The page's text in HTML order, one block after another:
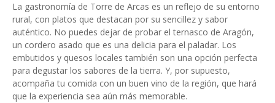
La gastronomía de Torre de Arcas es un reflejo de su entorno
rural, con platos que destacan por su sencillez y sabor
auténtico. No puedes dejar de probar el ternasco de Aragón,
un cordero asado que es una delicia para el paladar. Los
embutidos y quesos locales también son una opción perfecta
para degustar los sabores de la tierra. Y, por supuesto,
acompaña tu comida con un buen vino de la región, que hará
que la experiencia sea aún más memorable.